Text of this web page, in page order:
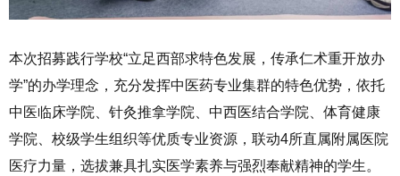
本次招募践行学校“立足西部求特色发展，传承仁术重开放办
学”的办学理念，充分发挥中医药专业集群的特色优势，依托
中医临床学院、针灸推拿学院、中西医结合学院、体育健康
学院、校级学生组织等优质专业资源，联动4所直属附属医院
医疗力量，选拔兼具扎实医学素养与强烈奉献精神的学生。